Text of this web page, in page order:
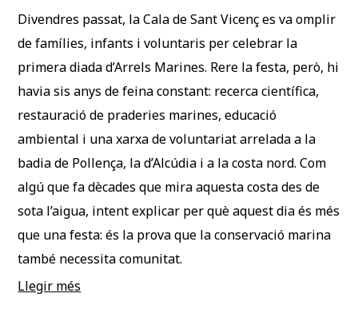
Divendres passat, la Cala de Sant Vicenç es va omplir
de famílies, infants i voluntaris per celebrar la
primera diada d’Arrels Marines. Rere la festa, però, hi
havia sis anys de feina constant: recerca científica,
restauració de praderies marines, educació
ambiental i una xarxa de voluntariat arrelada a la
badia de Pollença, la d’Alcúdia i a la costa nord. Com
algú que fa dècades que mira aquesta costa des de
sota l’aigua, intent explicar per què aquest dia és més
que una festa: és la prova que la conservació marina
també necessita comunitat.
Llegir més